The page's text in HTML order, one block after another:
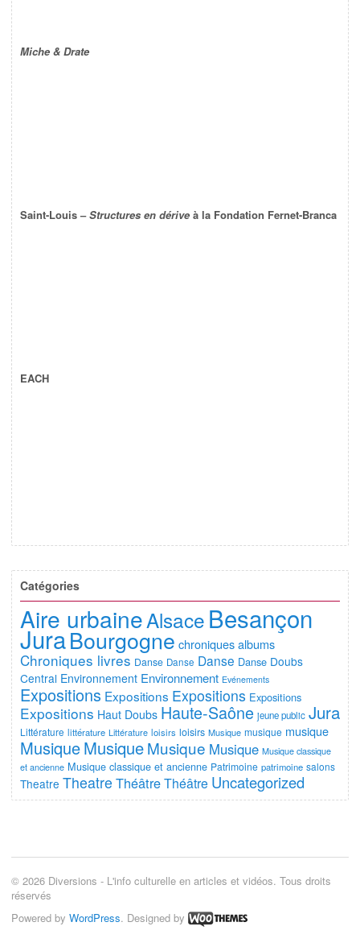
Miche & Drate
Saint-Louis –Structures en dérive à la Fondation Fernet-Branca
EACH
Catégories
Aire urbaineAlsace Besançon
JuraBourgogne chroniques albums
Chroniques livres Danse Danse Danse Danse Doubs
Central Environnement Environnement Evénements
Expositions Expositions Expositions Expositions
Expositions Haut Doubs Haute-Saône jeune public Jura
Littérature littérature Littérature loisirs loisirs Musique musique musique
MusiqueMusiqueMusique Musique Musique classique
et ancienne Musique classique et ancienne Patrimoine patrimoine salons
Theatre Theatre ThéâtreThéâtre Uncategorized
© 2026 Diversions - L'info culturelle en articles et vidéos. Tous droits
réservés
Powered by WordPress. Designed by